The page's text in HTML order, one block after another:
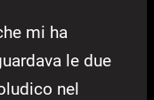
mi ha
le due
nel